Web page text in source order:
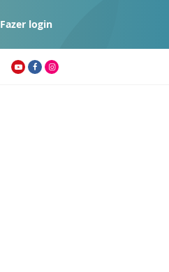
Fazer login